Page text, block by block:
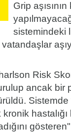
Grip
sistemindeki
Risk
ancak bir